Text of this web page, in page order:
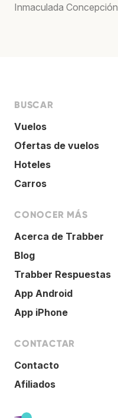
Inmaculada Concepción
BUSCAR
Vuelos
Ofertas de vuelos
Hoteles
Carros
CONOCER MÁS
Acerca de Trabber
Blog
Trabber Respuestas
App Android
App iPhone
CONTACTAR
Contacto
Afiliados